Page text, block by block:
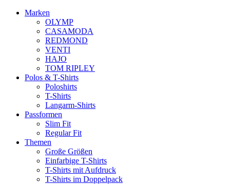
Marken
OLYMP
CASAMODA
REDMOND
VENTI
HAJO
TOM RIPLEY
Polos & T-Shirts
Poloshirts
T-Shirts
Langarm-Shirts
Passformen
Slim Fit
Regular Fit
Themen
Große Größen
Einfarbige T-Shirts
T-Shirts mit Aufdruck
T-Shirts im Doppelpack